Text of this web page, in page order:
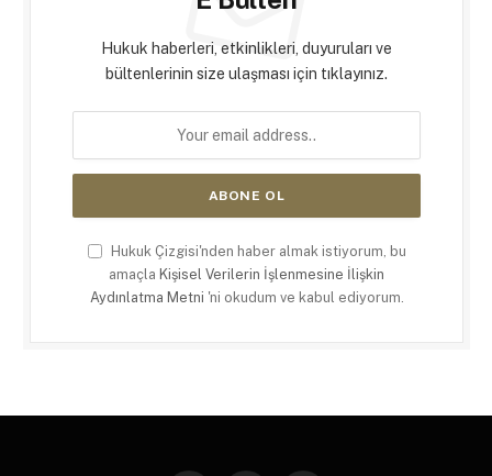
Hukuk haberleri, etkinlikleri, duyuruları ve
bültenlerinin size ulaşması için tıklayınız.
Hukuk Çizgisi'nden haber almak istiyorum, bu
amaçla Kişisel Verilerin İşlenmesine İlişkin
Aydınlatma Metni 'ni okudum ve kabul ediyorum.